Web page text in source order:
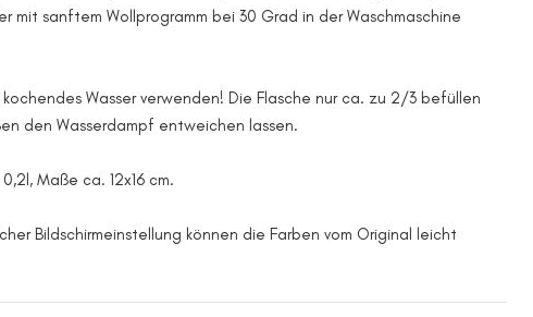
mit sanftem Wollprogramm bei 30 Grad in der Waschmaschine
Wasser verwenden! Die Flasche nur ca. zu 2/3 befüllen
den Wasserdampf entweichen lassen.
Maße ca. 12x16 cm.
Bildschirmeinstellung können die Farben vom Original leicht